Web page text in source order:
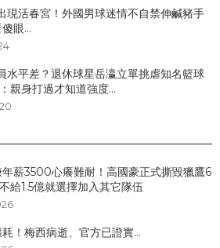
現活春宮！外國男球迷情不自禁伸鹹豬手
眼...
水平差？退休球星岳瀛立單挑虐知名籃球
親身打過才知道強度...
薪3500心癢難耐！高國豪正式撕毀獵鷹6
給1.5億就選擇加入其它隊伍
！梅西病逝、官方已證實...